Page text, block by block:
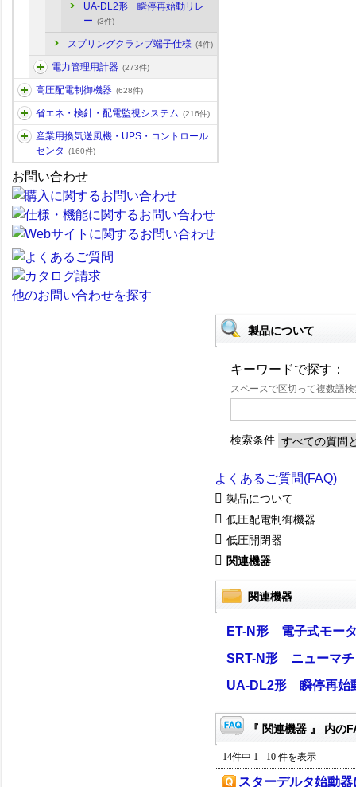
UA-DL2形 瞬停再始動リレ
ー (3件)
スプリングクランプ端子仕様 (4件)
電力管理用計器 (273件)
高圧配電制御機器 (628件)
省エネ・検針・配電監視システム (216件)
産業用換気送風機・UPS・コントロール
センタ
(160件)
お問い合わせ
他のお問い合わせを探す
製品について
キーワードで探す：
スペースで区切って複数語
検索条件
よくあるご質問(FAQ)
製品について
低圧配電制御機器
低圧開閉器
関連機器
関連機器
ET-N形 電子式モー
SRT-N形 ニューマチ
UA-DL2形 瞬停再始
『 関連機器 』 内の
14件中 1 - 10 件を表示
スターデルタ始動